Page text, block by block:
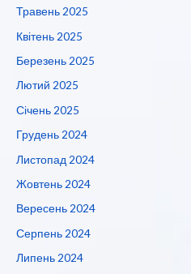
Травень 2025
Квітень 2025
Березень 2025
Лютий 2025
Січень 2025
Грудень 2024
Листопад 2024
Жовтень 2024
Вересень 2024
Серпень 2024
Липень 2024